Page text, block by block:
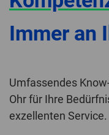
Immer an
Umfassendes
Ohr für Ihre
exzellenten Service.